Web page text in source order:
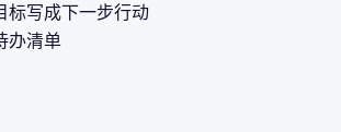
标写成下一步行动
办清单